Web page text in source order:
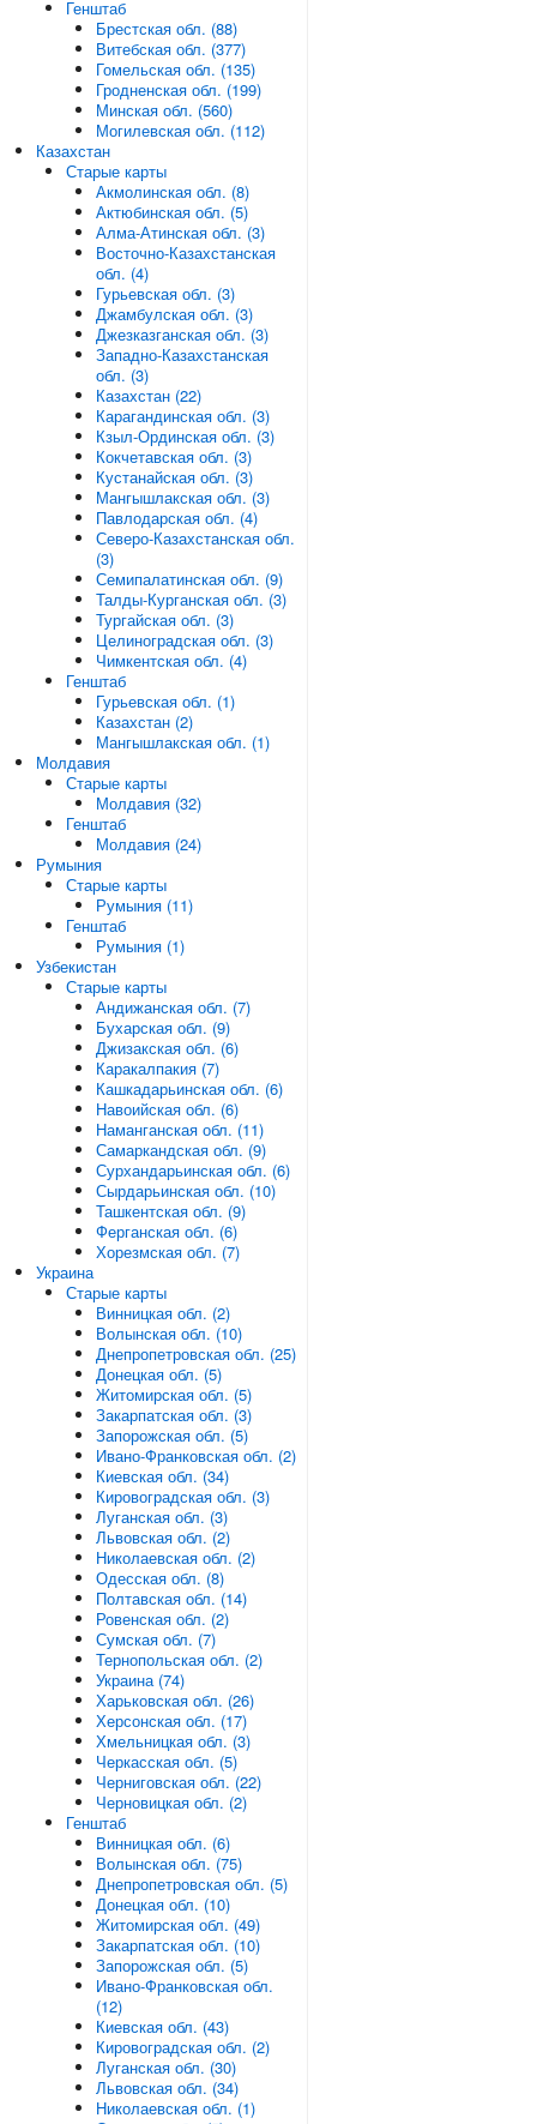
Генштаб
Брестская обл. (88)
Витебская обл. (377)
Гомельская обл. (135)
Гродненская обл. (199)
Минская обл. (560)
Могилевская обл. (112)
Казахстан
Старые карты
Акмолинская обл. (8)
Актюбинская обл. (5)
Алма-Атинская обл. (3)
Восточно-Казахстанская
обл. (4)
Гурьевская обл. (3)
Джамбулская обл. (3)
Джезказганская обл. (3)
Западно-Казахстанская
обл. (3)
Казахстан (22)
Карагандинская обл. (3)
Кзыл-Ординская обл. (3)
Кокчетавская обл. (3)
Кустанайская обл. (3)
Мангышлакская обл. (3)
Павлодарская обл. (4)
Северо-Казахстанская обл.
(3)
Семипалатинская обл. (9)
Талды-Курганская обл. (3)
Тургайская обл. (3)
Целиноградская обл. (3)
Чимкентская обл. (4)
Генштаб
Гурьевская обл. (1)
Казахстан (2)
Мангышлакская обл. (1)
Молдавия
Старые карты
Молдавия (32)
Генштаб
Молдавия (24)
Румыния
Старые карты
Румыния (11)
Генштаб
Румыния (1)
Узбекистан
Старые карты
Андижанская обл. (7)
Бухарская обл. (9)
Джизакская обл. (6)
Каракалпакия (7)
Кашкадарьинская обл. (6)
Навоийская обл. (6)
Наманганская обл. (11)
Самаркандская обл. (9)
Сурхандарьинская обл. (6)
Сырдарьинская обл. (10)
Ташкентская обл. (9)
Ферганская обл. (6)
Хорезмская обл. (7)
Украина
Старые карты
Винницкая обл. (2)
Волынская обл. (10)
Днепропетровская обл. (25)
Донецкая обл. (5)
Житомирская обл. (5)
Закарпатская обл. (3)
Запорожская обл. (5)
Ивано-Франковская обл. (2)
Киевская обл. (34)
Кировоградская обл. (3)
Луганская обл. (3)
Львовская обл. (2)
Николаевская обл. (2)
Одесская обл. (8)
Полтавская обл. (14)
Ровенская обл. (2)
Сумская обл. (7)
Тернопольская обл. (2)
Украина (74)
Харьковская обл. (26)
Херсонская обл. (17)
Хмельницкая обл. (3)
Черкасская обл. (5)
Черниговская обл. (22)
Черновицкая обл. (2)
Генштаб
Винницкая обл. (6)
Волынская обл. (75)
Днепропетровская обл. (5)
Донецкая обл. (10)
Житомирская обл. (49)
Закарпатская обл. (10)
Запорожская обл. (5)
Ивано-Франковская обл.
(12)
Киевская обл. (43)
Кировоградская обл. (2)
Луганская обл. (30)
Львовская обл. (34)
Николаевская обл. (1)